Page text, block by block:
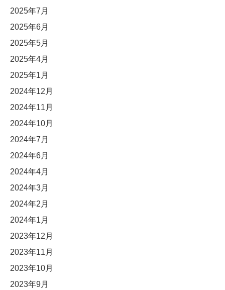
2025年7月
2025年6月
2025年5月
2025年4月
2025年1月
2024年12月
2024年11月
2024年10月
2024年7月
2024年6月
2024年4月
2024年3月
2024年2月
2024年1月
2023年12月
2023年11月
2023年10月
2023年9月